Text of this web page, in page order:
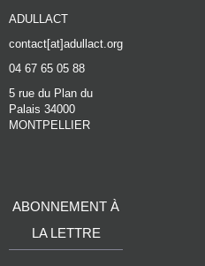
ADULLACT
contact[at]adullact.org
04 67 65 05 88
5 rue du Plan du
Palais 34000
MONTPELLIER
ABONNEMENT À
LA LETTRE